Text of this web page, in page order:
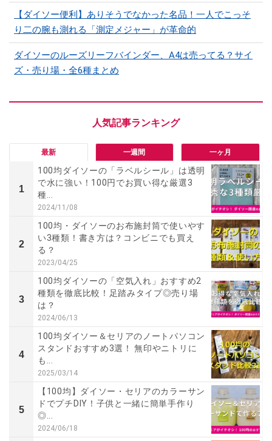
【ダイソー便利】ありそうでなかった名品！一人でこっそ
り二の腕も測れる「測定メジャー」が革命的
ダイソーのルーズリーフバインダー、A4は売ってる？サイ
ズ・売り場・全6種まとめ
最新 一週間 一ヶ月
1
100均ダイソーの「ラベルシール」は透明
で水に強い！100円でお買い得な厳選3
種...
2024/11/08
2
100均・ダイソーのお布施封筒で使いやす
い3種類！書き方は？コンビニでも買え
る？
2023/04/25
3
100均ダイソーの「空気入れ」おすすめ2
種類を徹底比較！足踏みタイプ◎売り場
は？
2024/06/13
4
100均ダイソー＆セリアのノートパソコン
スタンドおすすめ3選！ 無印やニトリに
も...
2025/03/14
5
【100均】ダイソー・セリアのカラーサン
ドでプチDIY！子供と一緒に簡単手作り
◎...
2024/06/18